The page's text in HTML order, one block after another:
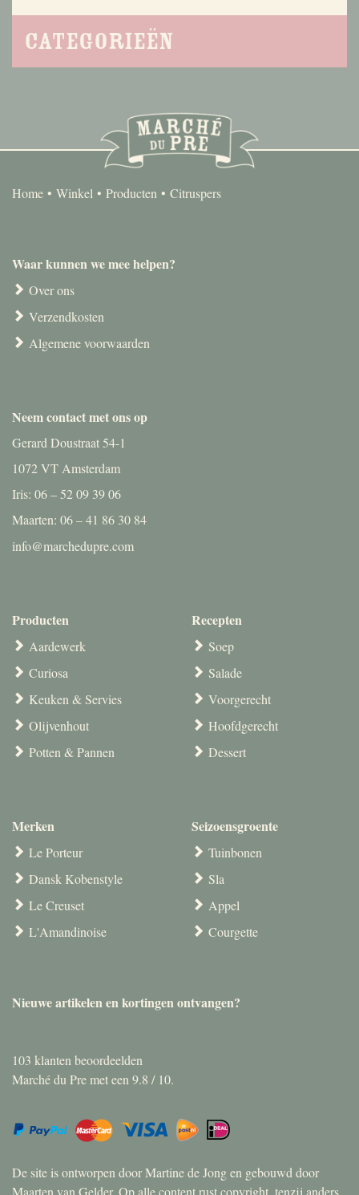
Categorieën
Home Winkel Producten Citruspers
Waar kunnen we mee helpen?
Over ons
Verzendkosten
Algemene voorwaarden
Neem contact met ons op
Gerard Doustraat 54-1
1072 VT Amsterdam
Iris: 06 – 52 09 39 06
Maarten: 06 – 41 86 30 84
info@marchedupre.com
Producten
Aardewerk
Curiosa
Keuken & Servies
Olijvenhout
Potten & Pannen
Merken
Le Porteur
Dansk Kobenstyle
Le Creuset
L'Amandinoise
Recepten
Soep
Salade
Voorgerecht
Hoofdgerecht
Dessert
Seizoensgroente
Tuinbonen
Sla
Appel
Courgette
Nieuwe artikelen en kortingen ontvangen?
103 klanten beoordeelden
Marché du Pre met een 9.8 / 10.
De site is ontworpen door Martine de Jong en gebouwd door
Maarten van Gelder. Op alle content rust copyright, tenzij anders